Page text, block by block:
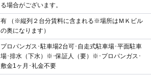
る場合がございます。
有 （※縦列２台分賃料に含まれる※場所はＭＫビル
の奥になります）
プロパンガス･駐車場2台可･自走式駐車場･平面駐車
場･排水（下水）※･保証人（要）※･プロパンガス･
敷金1ヶ月･礼金不要